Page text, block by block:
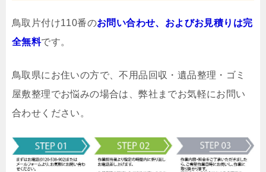
鳥取片付け110番のお問い合わせ、およびお見積りは完
全無料です。
鳥取県にお住いの方で、不用品回収・遺品整理・ゴミ
屋敷整理でお悩みの場合は、弊社までお気軽にお問い
合わせください。